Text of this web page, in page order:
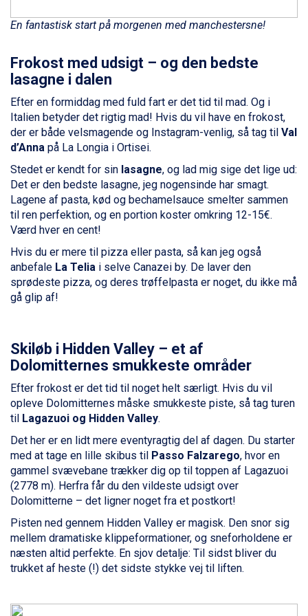
Sestriere fra DKK 4.395
Wagrain fra DKK 4.645
Fieberbrunn fra DKK 6.145
St. Anton fra DKK 7.245
Livigno fra DKK 4.145
Canazei fra DKK 4.745
Ponte di Legno fra DKK 4.745
Alleghe fra DKK 5.595
Bad Gastein fra DKK 4.195
Sauze dOulx fra DKK 4.045
Arabba fra DKK 7.045
La Thuile fra DKK 4.595
Val Thorens fra DKK 5.395
Cervinia fra DKK 5.295
Bad Hofgastein fra DKK 5.495
Passo Tonale fra DKK 3.795
Saalbach fra DKK 5.945
Sölden fra DKK 8.445
Wagrain fra DKK 4.645
Ischgl fra DKK 7.095
Fieberbrunn fra DKK 6.145
St. Anton fra DKK 7.245
Zell am See fra DKK 4.095
Livigno fra DKK 4.145
Canazei fra DKK 4.745
Ponte di Legno fra DKK 4.745
Alleghe fra DKK 5.595
Bad Gastein fra DKK 4.195
Sauze dOulx fra DKK 4.045
Arabba fra DKK 7.045
La Thuile fra DKK 4.595
Val Thorens fra DKK 5.395
Cervinia fra DKK 5.295
Bad Hofgastein fra DKK 5.495
Saalbach fra DKK 5.945
En fantastisk start på morgenen med manchestersne!
Frokost med udsigt – og den bedste
lasagne i dalen
Efter en formiddag med fuld fart er det tid til mad. Og i
Italien betyder det rigtig mad! Hvis du vil have en frokost,
der er både velsmagende og Instagram-venlig, så tag til Val
d’Anna på La Longia i Ortisei.
Stedet er kendt for sin lasagne, og lad mig sige det lige ud:
Det er den bedste lasagne, jeg nogensinde har smagt.
Lagene af pasta, kød og bechamelsauce smelter sammen
til ren perfektion, og en portion koster omkring 12-15€.
Værd hver en cent!
Hvis du er mere til pizza eller pasta, så kan jeg også
anbefale La Telia i selve Canazei by. De laver den
sprødeste pizza, og deres trøffelpasta er noget, du ikke må
gå glip af!
Skiløb i Hidden Valley – et af
Dolomitternes smukkeste områder
Efter frokost er det tid til noget helt særligt. Hvis du vil
opleve Dolomitternes måske smukkeste piste, så tag turen
til Lagazuoi og Hidden Valley.
Det her er en lidt mere eventyragtig del af dagen. Du starter
med at tage en lille skibus til Passo Falzarego, hvor en
gammel svævebane trækker dig op til toppen af Lagazuoi
(2778 m). Herfra får du den vildeste udsigt over
Dolomitterne – det ligner noget fra et postkort!
Pisten ned gennem Hidden Valley er magisk. Den snor sig
mellem dramatiske klippeformationer, og sneforholdene er
næsten altid perfekte. En sjov detalje: Til sidst bliver du
trukket af heste (!) det sidste stykke vej til liften.